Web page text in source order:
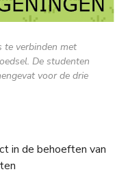
te verbinden met
De studenten
voor de drie
in de behoeften van